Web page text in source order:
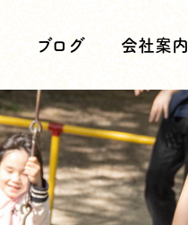
ブログ 会社案内